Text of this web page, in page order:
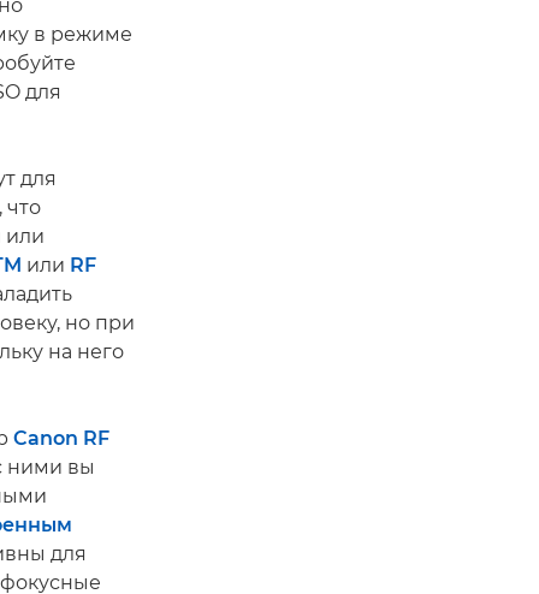
в режиме
для
для
что
или
или RF
но при
на него
Canon RF
ними вы
для